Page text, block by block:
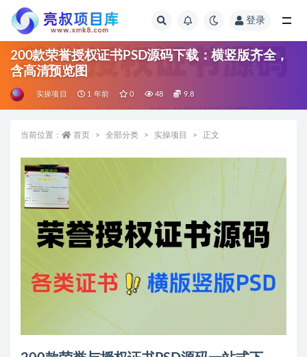
登录
200款荣誉授权证书PSD源码下载：横竖版齐全，
含高清预览图
实操项目 1 年前 0 48 9.8
当前位置： 首页 全部分类 实操项目 正文